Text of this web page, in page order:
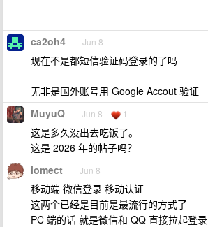
ca2oh4 Jun 8
现在不是都短信验证码登录的了吗
无非是国外账号用 Google Accout 验证
MuyuQ Jun 8 1
这是多久没出去吃饭了。
这是 2026 年的帖子吗？
iomect Jun 8
移动端 微信登录 移动认证
这两个已经是目前是最流行的方式了
PC 端的话 就是微信和 QQ 直接拉起登录